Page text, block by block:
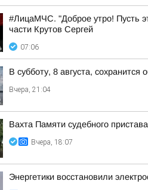
#ЛицаМЧС. "Доброе утро! Пусть
части Крутов Сергей
07:06
В субботу, 8 августа,
Вчера, 21:04
Вахта Памяти судебного
Вчера, 18:07
Энергетики восстановили